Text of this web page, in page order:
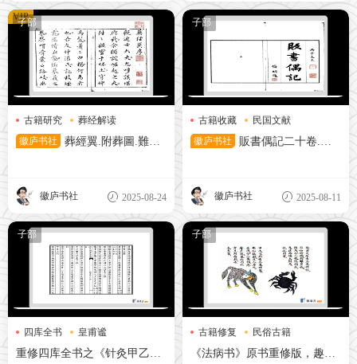
子部
古籍研究
葬经解读
徽庐书社
葬經翼.附葬圖.難解
徽庐书社 2025-08-24
VIP 子部
古籍收藏
民国文献
版本考据
徽庐书社
販書偶記二十卷.現
徽庐书社 2025-08-11
子部
四库全书
皇甫谧
针灸古籍
重修四库全书之《针灸甲乙
子部
古籍修复
民俗古籍
道教秘术
《法病书》原书重修版，趣味